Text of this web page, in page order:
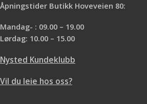
Åpningstider Butikk Hoveveien 80:
Mandag- : 09.00 – 19.00
Lørdag: 10.00 – 15.00
Nysted Kundeklubb
Vil du leie hos oss?